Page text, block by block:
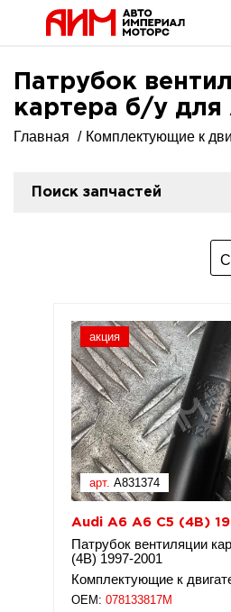
Патрубок
картера б/у для
Главная Комплектующие к
Поиск запчастей
акция
арт. A831374
Audi A6 A6 C5 (4B)
Патрубок вентиляции
(4B) 1997-2001
Комплектующие к
OEM: 078133817M